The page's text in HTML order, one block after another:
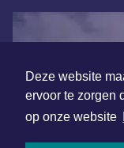
Deze website
ervoor te zorgen
op onze website